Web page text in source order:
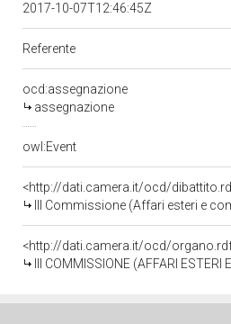
2017-10-07T12:46:45Z
Referente
ocd:assegnazione
assegnazione
owl:Event
<http://dati.camera.it/ocd/
III Commissione (Affari esteri e
<http://dati.camera.it/ocd/
III COMMISSIONE (AFFARI ESTERI